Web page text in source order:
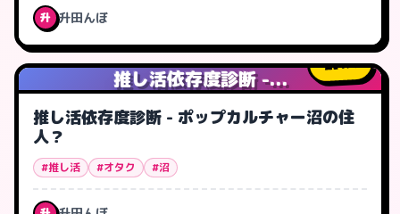
升 升田んぼ
推し活依存度診断 -...
1人
推し活依存度診断 - ポップカルチャー沼の住
人？
#推し活 #オタク #沼